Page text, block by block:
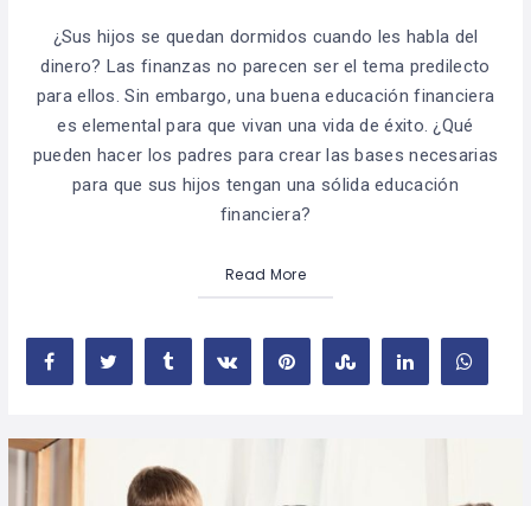
¿Sus hijos se quedan dormidos cuando les habla del
dinero? Las finanzas no parecen ser el tema predilecto
para ellos. Sin embargo, una buena educación financiera
es elemental para que vivan una vida de éxito. ¿Qué
pueden hacer los padres para crear las bases necesarias
para que sus hijos tengan una sólida educación
financiera?
Read More